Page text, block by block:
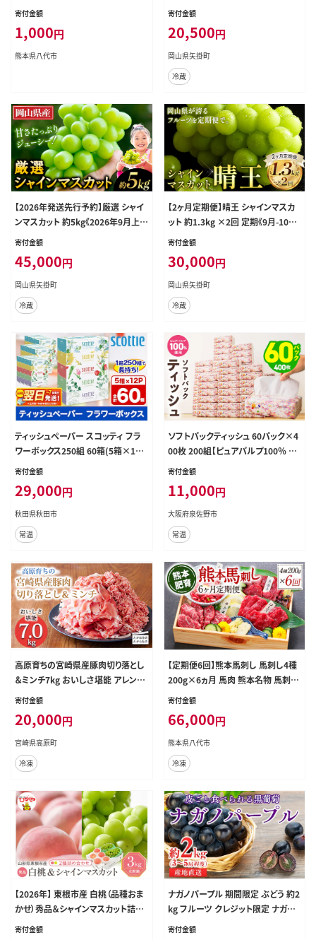
寄付金額
1,000円
熊本県八代市
旬-11月中旬に出荷予定(土日祝除
選 シャインマスカット マスカット シ
ャイン ぶどう シャインマスカット フ
ルーツ 岡山県産 シャインマスカット
矢掛 シャインマスカット ---ofn_cws
寄付金額
20,500円
岡山県矢掛町
冷蔵
【2026年発送先行予約】厳選 シャイ
ンマスカット 約5kg《2026年9月上
旬-11月中旬に出荷予定(土日祝除
ャインマスカット ぶどう ブドウ シャ
インマスカット フルーツ 果物 シャイ
ンマスカット 限定 岡山県産 ぶどう
ブドウ シャインマスカット 矢掛町---
---
寄付金額
45,000円
岡山県矢掛町
冷蔵
【2ヶ月定期便】晴王 シャインマスカ
ット 約1.3kg ×2回 定期《9月-10月
頃出荷》 シャインマスカット 岡山 マ
ofn_chotei_26_30000_sep2---
寄付金額
30,000円
岡山県矢掛町
冷蔵
ティッシュペーパー スコッティ フラ
ワーボックス250組 60箱(5箱×12
パック) ティッシュ 日用品 最短翌日
IE) スコッティティシュー]
寄付金額
29,000円
秋田県秋田市
常温
ソフトパックティッシュ 60パック×4
00枚 200組【ピュアパルプ100％ 高
評価 人気急上昇 まとめ買い 日用品
010B1754
寄付金額
11,000円
大阪府泉佐野市
常温
高原育ちの宮崎県産豚肉切り落とし
＆ミンチ7kg おいしさ堪能 アレンジ
色々 [夕食 お弁当 一人暮らし 万能
ーグ 餃子 肉巻き ミートソース 麻婆
豆腐] TF0768-P00070
寄付金額
20,000円
宮崎県高原町
冷凍
【定期便6回】熊本馬刺し 馬刺し4種
200g×6ヵ月 馬肉 熊本名物 馬刺し
馬 肉 生食 上赤身 中トロ ロース ユ
寄付金額
66,000円
熊本県八代市
冷凍
【2026年】 東根市産 白桃（品種おま
かせ）秀品＆シャインマスカット詰め
合わせ 化粧箱入り3kg 山形県 東根
寄付金額
ナガノパープル 期間限定 ぶどう 約2
kg フルーツ クレジット限定 ナガノ
パープル
寄付金額